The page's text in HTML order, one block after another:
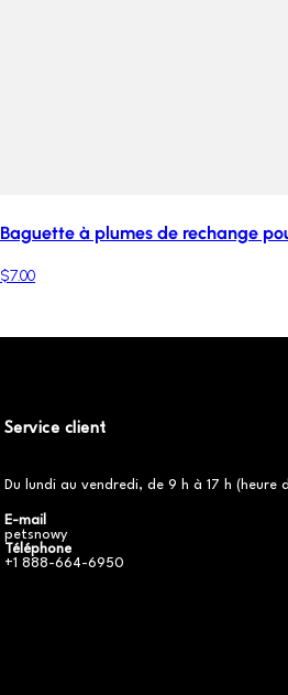
Baguette à plumes de rechange
$7.00
Service client
Du lundi au vendredi, de 9 h à 17 h (heure
E-mail
petsnowy
Téléphone
+1 888-664-6950